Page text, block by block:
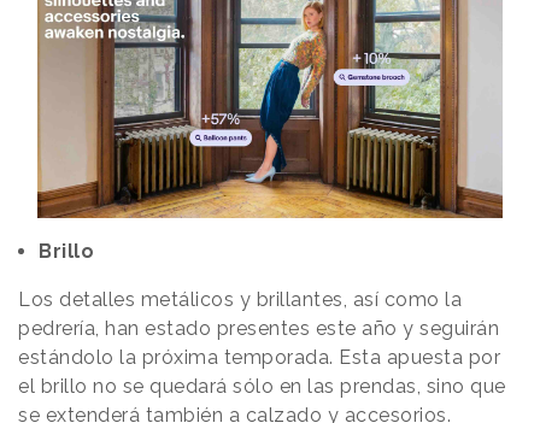
Brillo
Los detalles metálicos y brillantes, así como la
pedrería, han estado presentes este año y seguirán
estándolo la próxima temporada. Esta apuesta por
el brillo no se quedará sólo en las prendas, sino que
se extenderá también a calzado y accesorios.